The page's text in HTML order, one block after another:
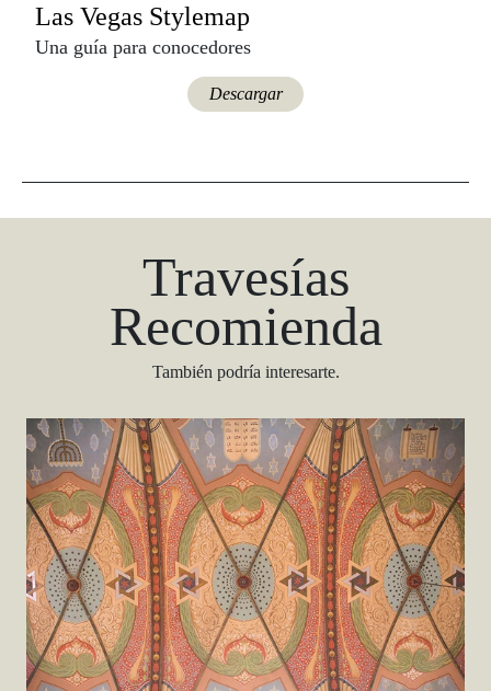
Las Vegas Stylemap
Una guía para conocedores
Descargar
Travesías
Recomienda
También podría interesarte.